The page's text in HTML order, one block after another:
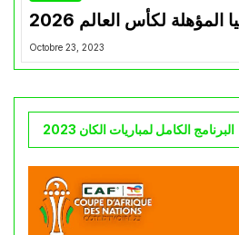
لكأس العالم 2026
Octobre 23, 2023
البرنامج الكامل لمباريات الكان 2023